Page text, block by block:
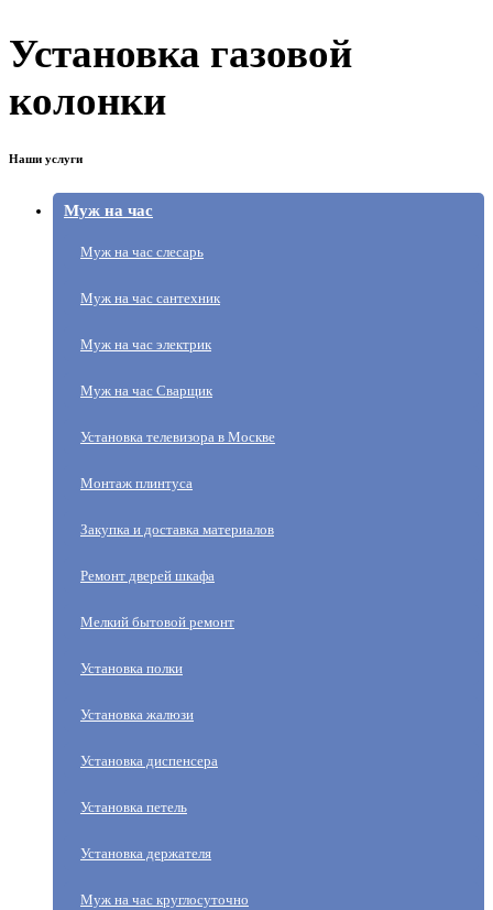
Установка газовой
колонки
Наши услуги
Муж на час
Муж на час слесарь
Муж на час сантехник
Муж на час электрик
Муж на час Сварщик
Установка телевизора в Москве
Монтаж плинтуса
Закупка и доставка материалов
Ремонт дверей шкафа
Мелкий бытовой ремонт
Установка полки
Установка жалюзи
Установка диспенсера
Установка петель
Установка держателя
Муж на час круглосуточно